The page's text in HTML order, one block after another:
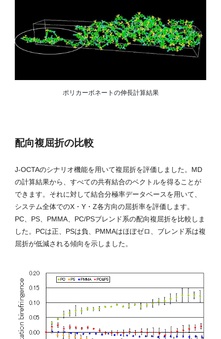
ポリカーボネートの伸長計算結果
配向複屈折の比較
J-OCTAのシナリオ機能を用いて複屈折を評価しました。MD
の計算結果から、すべての共有結合のベクトルを得ることが
できます。それに対して結合分極率データベースを用いて、
システム全体でのX・Y・Z各方向の屈折率を評価します。
PC、PS、PMMA、PC/PSブレンド系の配向複屈折を比較しま
した。PCは正、PSは負、PMMAはほぼゼロ、ブレンド系は複
屈折が低減される傾向を示しました。